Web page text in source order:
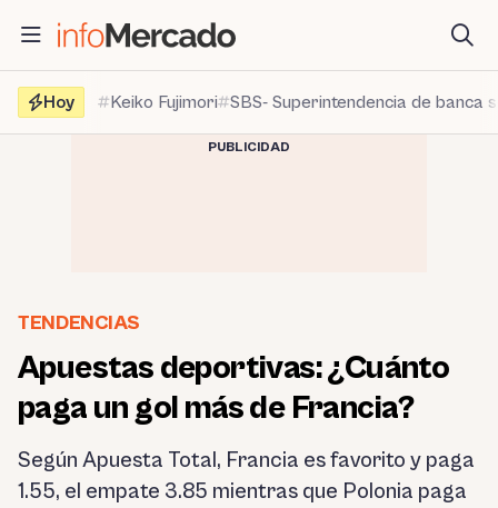
contenido
Hoy
Keiko Fujimori SBS- Superintendencia de banca
PUBLICIDAD
TENDENCIAS
Apuestas deportivas: ¿Cuánto
paga un gol más de Francia?
Según Apuesta Total, Francia es favorito y paga
1.55, el empate 3.85 mientras que Polonia paga